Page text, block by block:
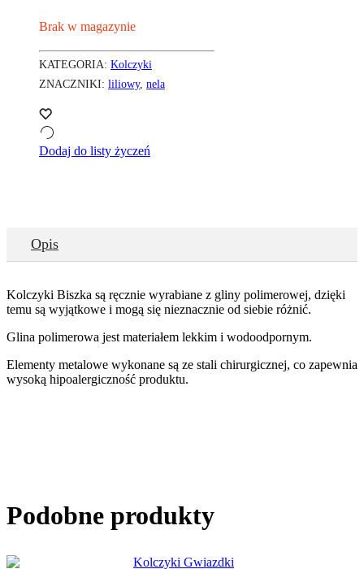
Brak w magazynie
KATEGORIA: Kolczyki
ZNACZNIKI: liliowy, nela
Dodaj do listy życzeń
Opis
Kolczyki Biszka są ręcznie wyrabiane z gliny polimerowej, dzięki
temu są wyjątkowe i mogą się nieznacznie od siebie różnić.
Glina polimerowa jest materiałem lekkim i wodoodpornym.
Elementy metalowe wykonane są ze stali chirurgicznej, co zapewnia
wysoką hipoalergiczność produktu.
Podobne produkty